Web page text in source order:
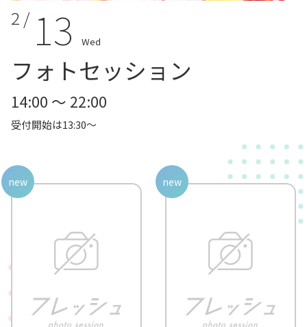
2 / 13 Wed
フォトセッション
14:00 ～ 22:00
受付開始は13:30～
new new